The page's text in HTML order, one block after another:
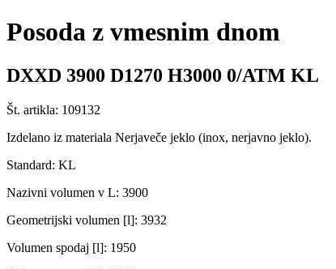
Posoda z vmesnim dnom
DXXD 3900 D1270 H3000 0/ATM KL
Št. artikla: 109132
Izdelano iz materiala Nerjaveče jeklo (inox, nerjavno jeklo).
Standard: KL
Nazivni volumen v L: 3900
Geometrijski volumen [l]: 3932
Volumen spodaj [l]: 1950